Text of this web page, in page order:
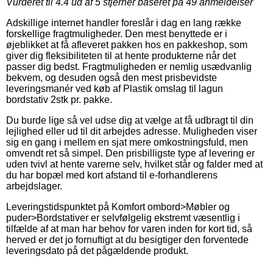
Adskillige internet handler foreslår i dag en lang række
forskellige fragtmuligheder. Den mest benyttede er i
øjeblikket at få afleveret pakken hos en pakkeshop, som
giver dig fleksibiliteten til at hente produkterne når det
passer dig bedst. Fragtmuligheden er nemlig usædvanlig
bekvem, og desuden også den mest prisbevidste
leveringsmanér ved køb af Plastik omslag til lagun
bordstativ 2stk pr. pakke.
Du burde lige så vel udse dig at vælge at få udbragt til din
lejlighed eller ud til dit arbejdes adresse. Muligheden viser
sig en gang i mellem en sjat mere omkostningsfuld, men
omvendt ret så simpel. Den prisbilligste type af levering er
uden tvivl at hente varerne selv, hvilket står og falder med at
du har bopæl med kort afstand til e-forhandlerens
arbejdslager.
Leveringstidspunktet på Komfort ombord>Møbler og
puder>Bordstativer er selvfølgelig ekstremt væsentlig i
tilfælde af at man har behov for varen inden for kort tid, så
herved er det jo fornuftigt at du besigtiger den forventede
leveringsdato på det pågældende produkt.